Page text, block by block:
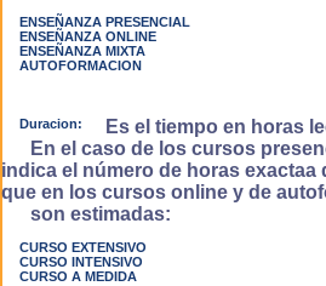
ENSEÑANZA PRESENCIAL
ENSEÑANZA ONLINE
ENSEÑANZA MIXTA
AUTOFORMACION
Duracion:
Es el tiempo en horas
En el caso de los cursos
indica el número de horas exactaa
que en los cursos online y de
son estimadas:
CURSO EXTENSIVO
CURSO INTENSIVO
CURSO A MEDIDA